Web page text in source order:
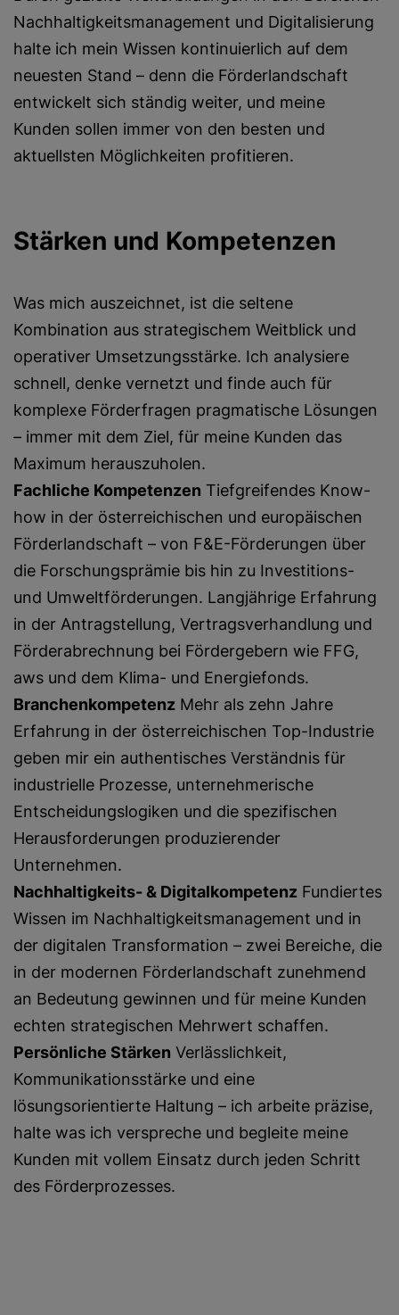
Nachhaltigkeitsmanagement und Digitalisierung
halte ich mein Wissen kontinuierlich auf dem
neuesten Stand – denn die Förderlandschaft
entwickelt sich ständig weiter, und meine
Kunden sollen immer von den besten und
aktuellsten Möglichkeiten profitieren.
Stärken und Kompetenzen
Was mich auszeichnet, ist die seltene
Kombination aus strategischem Weitblick und
operativer Umsetzungsstärke. Ich analysiere
schnell, denke vernetzt und finde auch für
komplexe Förderfragen pragmatische Lösungen
– immer mit dem Ziel, für meine Kunden das
Maximum herauszuholen.
Fachliche Kompetenzen Tiefgreifendes Know-
how in der österreichischen und europäischen
Förderlandschaft – von F&E-Förderungen über
die Forschungsprämie bis hin zu Investitions-
und Umweltförderungen. Langjährige Erfahrung
in der Antragstellung, Vertragsverhandlung und
Förderabrechnung bei Fördergebern wie FFG,
aws und dem Klima- und Energiefonds.
Branchenkompetenz Mehr als zehn Jahre
Erfahrung in der österreichischen Top-Industrie
geben mir ein authentisches Verständnis für
industrielle Prozesse, unternehmerische
Entscheidungslogiken und die spezifischen
Herausforderungen produzierender
Unternehmen.
Nachhaltigkeits- & Digitalkompetenz Fundiertes
Wissen im Nachhaltigkeitsmanagement und in
der digitalen Transformation – zwei Bereiche, die
in der modernen Förderlandschaft zunehmend
an Bedeutung gewinnen und für meine Kunden
echten strategischen Mehrwert schaffen.
Persönliche Stärken Verlässlichkeit,
Kommunikationsstärke und eine
lösungsorientierte Haltung – ich arbeite präzise,
halte was ich verspreche und begleite meine
Kunden mit vollem Einsatz durch jeden Schritt
des Förderprozesses.